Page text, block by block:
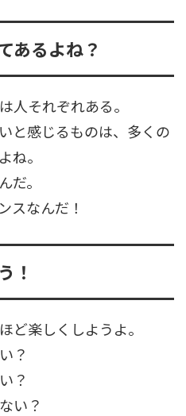
あるよね？
人それぞれある。
と感じるものは、多くの
ね。
だ。
スなんだ！
！
ど楽しくしようよ。
？
？
い？